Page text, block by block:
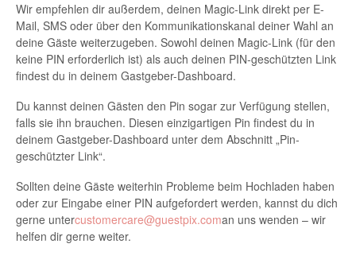
Wir empfehlen dir außerdem, deinen Magic-Link direkt per E-
Mail, SMS oder über den Kommunikationskanal deiner Wahl an
deine Gäste weiterzugeben. Sowohl deinen Magic-Link (für den
keine PIN erforderlich ist) als auch deinen PIN-geschützten Link
findest du in deinem Gastgeber-Dashboard.
Du kannst deinen Gästen den Pin sogar zur Verfügung stellen,
falls sie ihn brauchen. Diesen einzigartigen Pin findest du in
deinem Gastgeber-Dashboard unter dem Abschnitt „Pin-
geschützter Link“.
Sollten deine Gäste weiterhin Probleme beim Hochladen haben
oder zur Eingabe einer PIN aufgefordert werden, kannst du dich
gerne untercustomercare@guestpix.coman uns wenden – wir
helfen dir gerne weiter.